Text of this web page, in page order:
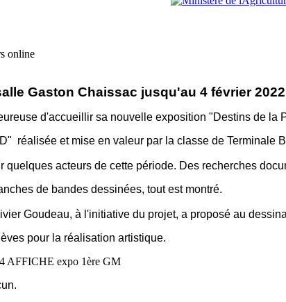
online
Gaston Chaissac jusqu'au 4 février 2022
d'accueillir sa nouvelle exposition "Destins de la
réalisée et mise en valeur par la classe de Terminale
quelques acteurs de cette période. Des recherches
de bandes dessinées, tout est montré.
Goudeau, à l'initiative du projet, a proposé au
pour la réalisation artistique.